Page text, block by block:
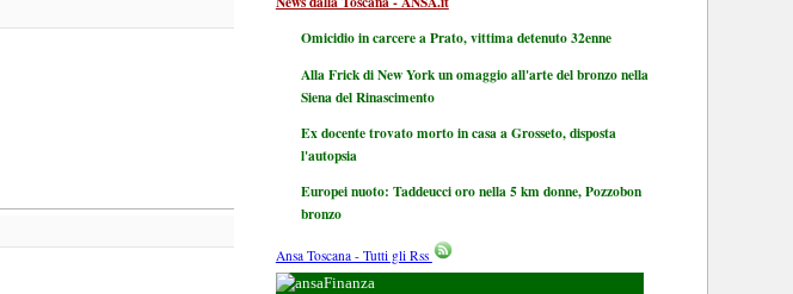
Omicidio in carcere a Prato, vittima detenuto 32enne
Alla Frick di New York un omaggio all'arte del bronzo nella
Siena del Rinascimento
Ex docente trovato morto in casa a Grosseto, disposta
l'autopsia
Europei nuoto: Taddeucci oro nella 5 km donne, Pozzobon
bronzo
Ansa Toscana - Tutti gli Rss
Finanza